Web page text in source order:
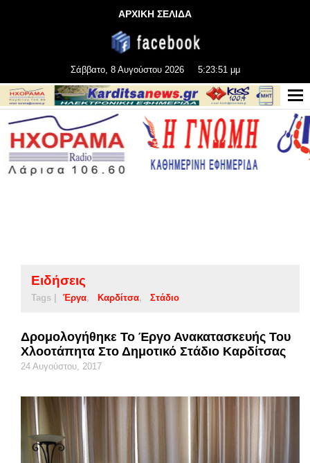
ΑΡΧΙΚΗ ΣΕΛΙΔΑ
Σάββατο, 8 Αυγούστου 2026 5:23:51 μμ
Ειδήσεις
Tags | Έργα Καρδίτσα Στάδιο
Δρομολογήθηκε Το Έργο Ανακατασκευής Του
Χλοοτάπητα Στο Δημοτικό Στάδιο Καρδίτσας
24 Αυγούστου, 2017